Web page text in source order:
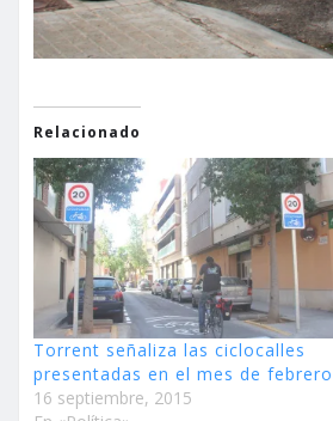
Relacionado
Torrent señaliza las ciclocalles
presentadas en el mes de febrero
16 septiembre, 2015